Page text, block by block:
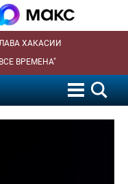
ХАКАСИИ
ВРЕМЕНА"